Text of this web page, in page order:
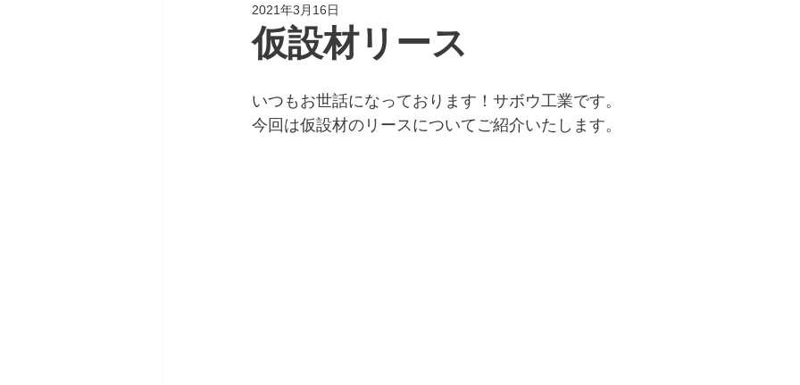
仮設材リース
2021年3月16日
いつもお世話になっております！サボウ工業です。
今回は仮設材のリースについてご紹介いたします。